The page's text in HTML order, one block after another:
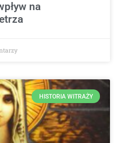
na
HISTORIA WITRAŻY